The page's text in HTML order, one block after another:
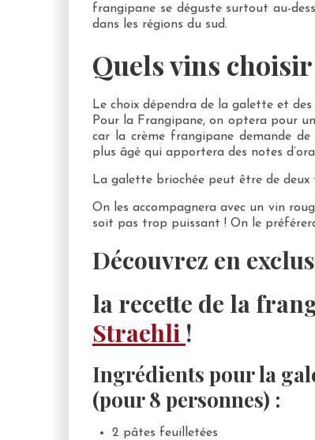
frangipane se déguste surtout au-
dans les régions du sud.
Quels vins choisir
Le choix dépendra de la galette et des
Pour la Frangipane, on optera pour
car la crème frangipane demande
plus âgé qui apportera des notes
La galette briochée peut être de
On les accompagnera avec un vin
soit pas trop puissant ! On le
Découvrez en
la recette de la
Straehli !
Ingrédients pour la
(pour 8 personnes) :
2 pâtes feuilletées